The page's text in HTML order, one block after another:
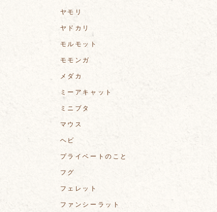
ヤモリ
ヤドカリ
モルモット
モモンガ
メダカ
ミーアキャット
ミニブタ
マウス
ヘビ
プライベートのこと
フグ
フェレット
ファンシーラット